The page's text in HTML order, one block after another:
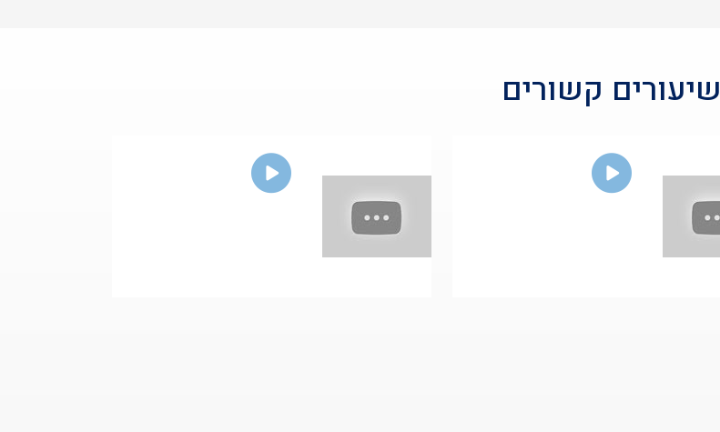
שיעורים קשורים